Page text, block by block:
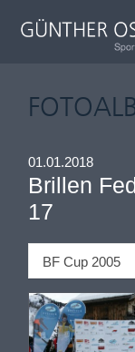
01.01.2018
Brillen
17